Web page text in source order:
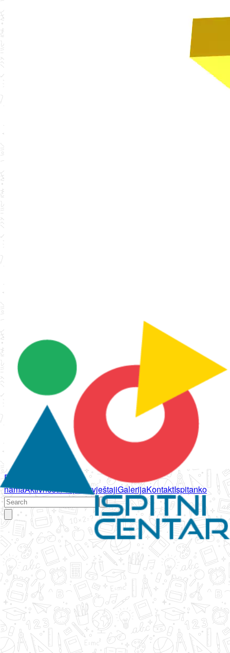
Početna
namaAktivnostiPropisi IzvještajiGalerijaKontaktIspitanko